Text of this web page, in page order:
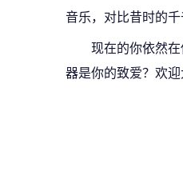
音乐，对比昔时的千
现在的你依然
器是你的致爱？欢迎